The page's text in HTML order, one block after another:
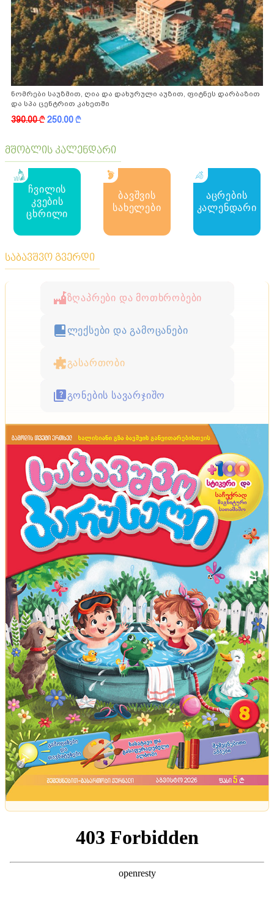
ნომრები საუზმით, ღია და დახურული აუზით, ფიტნეს დარბაზით
და სპა ცენტრით კახეთში
390.00k250.00k
მშობლის კალენდარი
ჩვილის
კვების
ცხრილი
ბავშვის
სახელები
აცრების
კალენდარი
საბავშვო გვერდი
ზღაპრები და მოთხრობები
ლექსები და გამოცანები
გასართობი
გონების სავარჯიშო